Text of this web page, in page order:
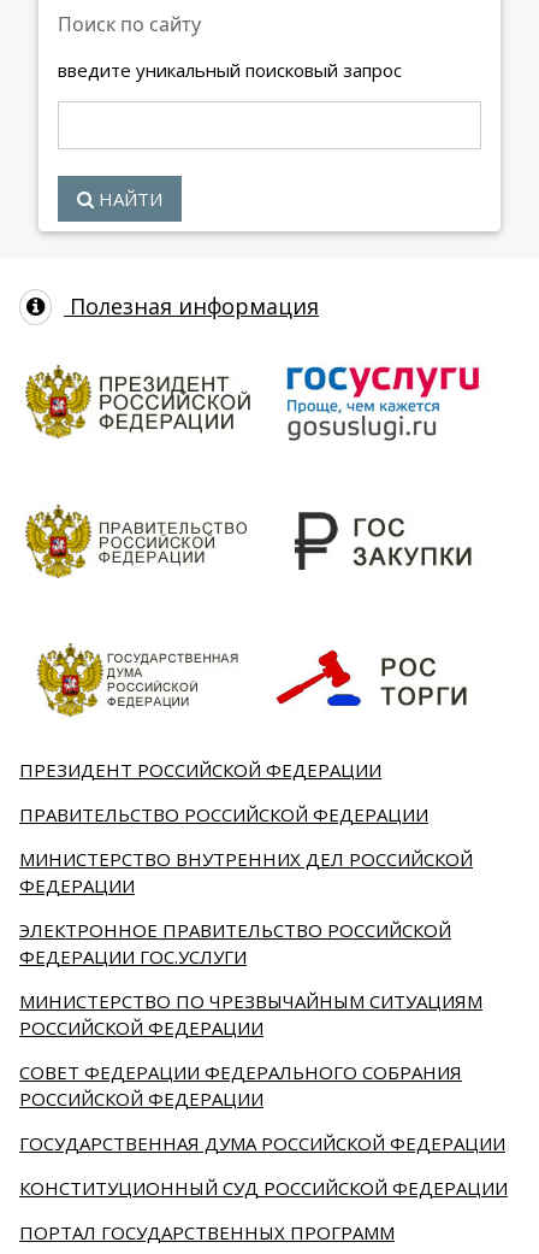
Поиск по сайту
введите уникальный поисковый запрос
НАЙТИ
Полезная информация
ПРЕЗИДЕНТ РОССИЙСКОЙ ФЕДЕРАЦИИ
ПРАВИТЕЛЬСТВО РОССИЙСКОЙ ФЕДЕРАЦИИ
МИНИСТЕРСТВО ВНУТРЕННИХ ДЕЛ РОССИЙСКОЙ
ФЕДЕРАЦИИ
ЭЛЕКТРОННОЕ ПРАВИТЕЛЬСТВО РОССИЙСКОЙ
ФЕДЕРАЦИИ ГОС.УСЛУГИ
МИНИСТЕРСТВО ПО ЧРЕЗВЫЧАЙНЫМ СИТУАЦИЯМ
РОССИЙСКОЙ ФЕДЕРАЦИИ
СОВЕТ ФЕДЕРАЦИИ ФЕДЕРАЛЬНОГО СОБРАНИЯ
РОССИЙСКОЙ ФЕДЕРАЦИИ
ГОСУДАРСТВЕННАЯ ДУМА РОССИЙСКОЙ ФЕДЕРАЦИИ
КОНСТИТУЦИОННЫЙ СУД РОССИЙСКОЙ ФЕДЕРАЦИИ
ПОРТАЛ ГОСУДАРСТВЕННЫХ ПРОГРАММ